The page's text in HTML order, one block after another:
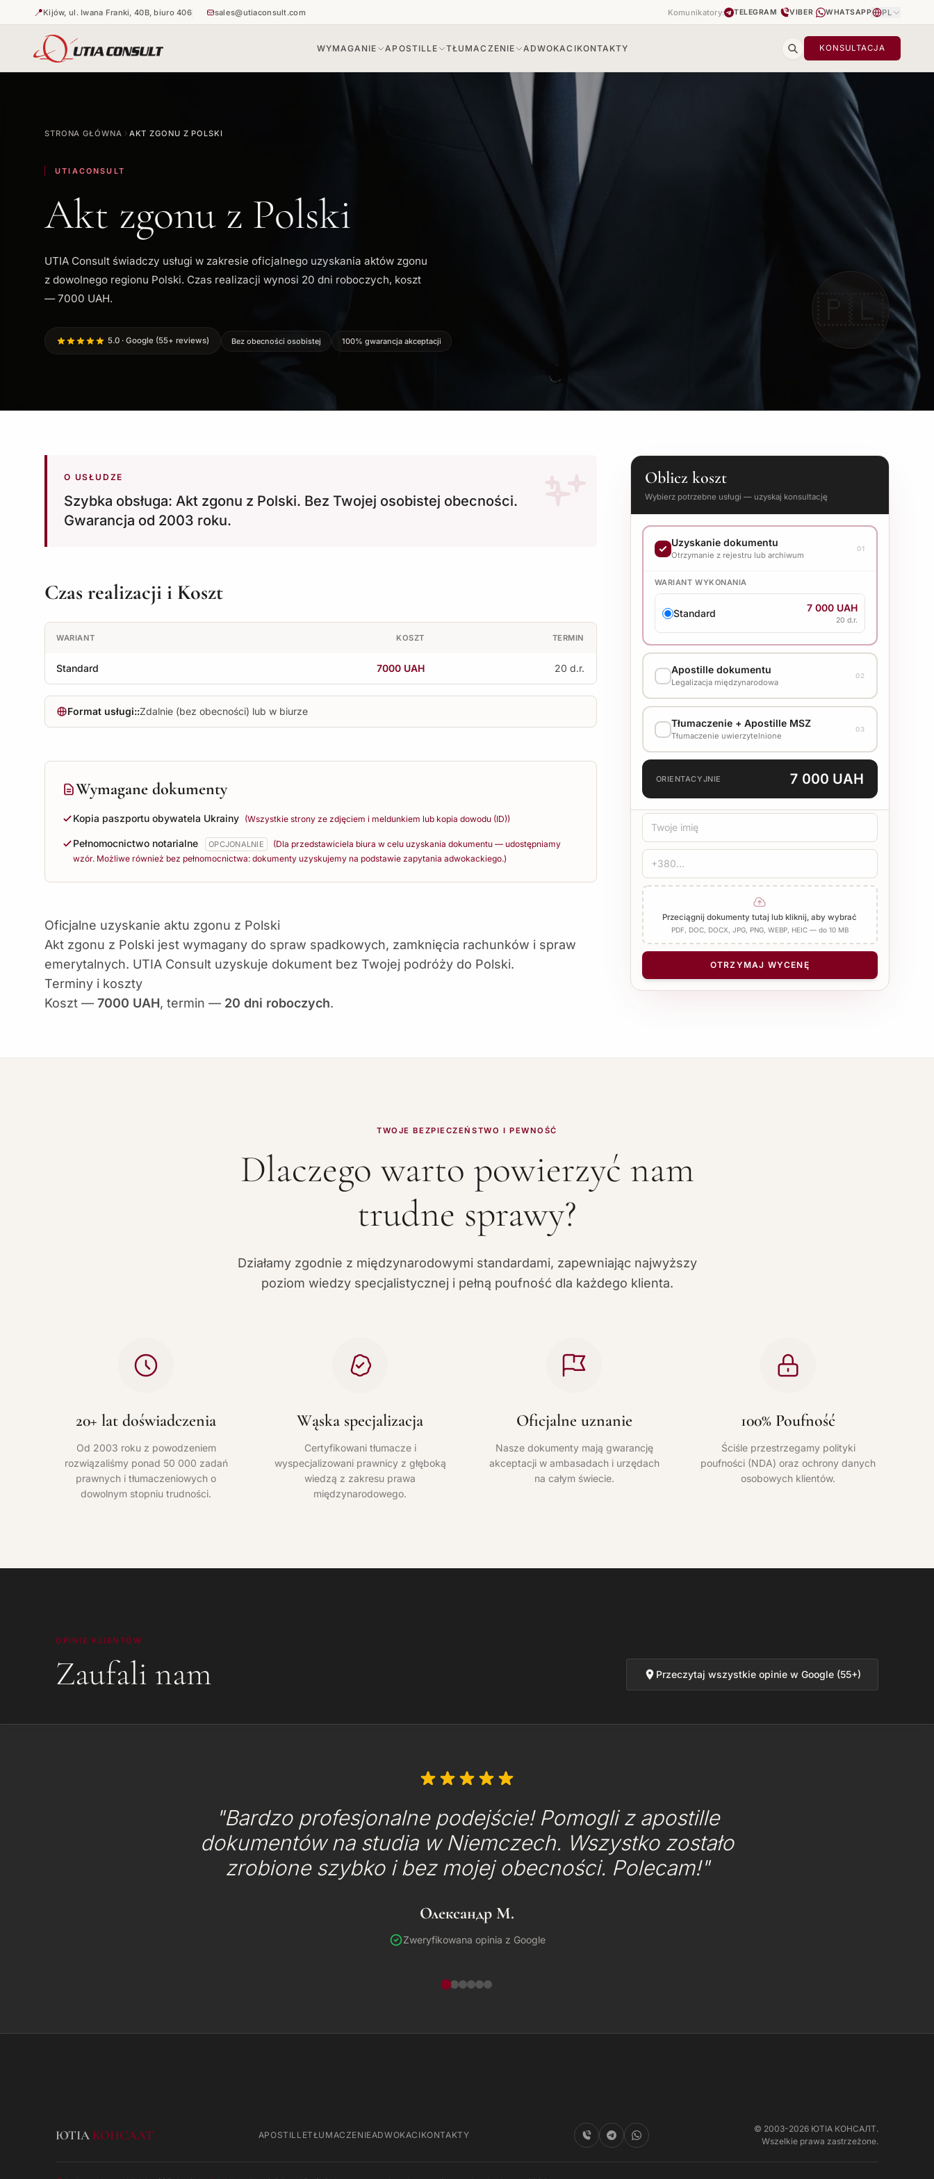
📍Kijów, ul. Iwana Franki, 40B, biuro 406 sales@utiaconsult.com Komunikatory: TELEGRAM VIBER | WHATSAPP PL
WYMAGANIE
Duplikat zaświadczenia z archiwum
APOSTILLE
Apostille na orzeczenie sądowe
TŁUMACZENIE ADWOKACIKONTAKTY KONSULTACJA
STRONA GŁÓWNA AKT ZGONU Z POLSKI
UTIACONSULT
Akt zgonu z Polski
UTIA Consult świadczy usługi w zakresie oficjalnego uzyskania aktów zgonu
z dowolnego regionu Polski. Czas realizacji wynosi 20 dni roboczych, koszt
— 7000 UAH.
5.0 · Google (55+ reviews) Bez obecności osobistej 100% gwarancja akceptacji
O USŁUDZE
Szybka obsługa: Akt zgonu z Polski. Bez Twojej osobistej obecności.
Gwarancja od 2003 roku.
Czas realizacji i Koszt
WARIANT KOSZT TERMIN
Standard 7000 UAH 20 d.r.
Format usługi::Zdalnie (bez obecności) lub w biurze
Wymagane dokumenty
Kopia paszportu obywatela Ukrainy (Wszystkie strony ze zdjęciem i meldunkiem lub kopia dowodu (ID))
Pełnomocnictwo notarialne OPCJONALNIE
(Dla przedstawiciela biura w celu uzyskania dokumentu — udostępniamy
wzór. Możliwe również bez pełnomocnictwa: dokumenty uzyskujemy na podstawie zapytania adwokackiego.)
Oficjalne uzyskanie aktu zgonu z Polski
Akt zgonu z Polski jest wymagany do spraw spadkowych, zamknięcia rachunków i spraw
emerytalnych. UTIA Consult uzyskuje dokument bez Twojej podróży do Polski.
Terminy i koszty
Koszt — 7000 UAH, termin — 20 dni roboczych.
Oblicz koszt
Wybierz potrzebne usługi — uzyskaj konsultację
Uzyskanie dokumentu
Otrzymanie z rejestru lub archiwum
01
WARIANT WYKONANIA
Standard 7 000 UAH
20 d.r.
Apostille dokumentu
Legalizacja międzynarodowa
02
WARIANT WYKONANIA
Standard 3 000 UAH
Tłumaczenie + Apostille MSZ
Tłumaczenie uwierzytelnione
03
TYP TŁUMACZENIA
POŚWIADCZENIE
Pieczęć biura Notariusz
Dodaj Apostille
LICZBA STRON
ORIENTACYJNIE 7 000 UAH
Przeciągnij dokumenty tutaj lub kliknij, aby wybrać
PDF, DOC, DOCX, JPG, PNG, WEBP, HEIC — do 10 MB
OTRZYMAJ WYCENĘ
TWOJE BEZPIECZEŃSTWO I PEWNOŚĆ
Dlaczego warto powierzyć nam
trudne sprawy?
Działamy zgodnie z międzynarodowymi standardami, zapewniając najwyższy
poziom wiedzy specjalistycznej i pełną poufność dla każdego klienta.
20+ lat doświadczenia
Od 2003 roku z powodzeniem
rozwiązaliśmy ponad 50 000 zadań
prawnych i tłumaczeniowych o
dowolnym stopniu trudności.
Wąska specjalizacja
Certyfikowani tłumacze i
wyspecjalizowani prawnicy z głęboką
wiedzą z zakresu prawa
międzynarodowego.
Oficjalne uznanie
Nasze dokumenty mają gwarancję
akceptacji w ambasadach i urzędach
na całym świecie.
100% Poufność
Ściśle przestrzegamy polityki
poufności (NDA) oraz ochrony danych
osobowych klientów.
OPINIE KLIENTÓW
Zaufali nam Przeczytaj wszystkie opinie w Google (55+)
"Bardzo profesjonalne podejście! Pomogli z apostille
dokumentów na studia w Niemczech. Wszystko zostało
zrobione szybko i bez mojej obecności. Polecam!"
Олександр М.
Zweryfikowana opinia z Google
ЮТІА КОНСАЛТ APOSTILLETŁUMACZENIEADWOKACI KONTAKTY
© 2003-2026 ЮТІА КОНСАЛТ.
Wszelkie prawa zastrzeżone.